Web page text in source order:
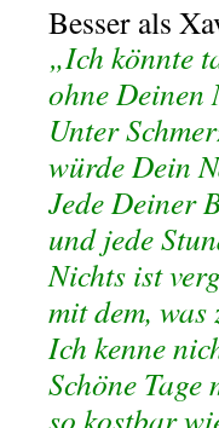
Besser als
„Ich könnte
ohne Deinen
Unter
würde Dein
Jede Deiner
und jede
Nichts ist
mit dem,
Ich kenne
Schöne
so kostbar